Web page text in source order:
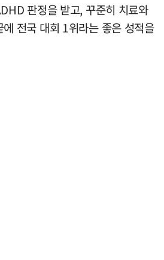
판정을 받고, 꾸준히 치료와
전국 대회 1위라는 좋은 성적을